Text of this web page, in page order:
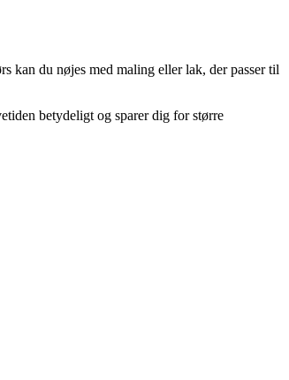
kan du nøjes med maling eller lak, der passer til
betydeligt og sparer dig for større